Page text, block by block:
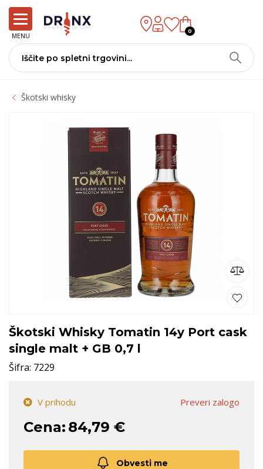
MENU
0
Škotski whisky
Škotski Whisky Tomatin 14y Port cask
single malt + GB 0,7 l
Šifra: 7229
Preveri zalogo
V prihodu
Cena: 84,79 €
Obvesti me